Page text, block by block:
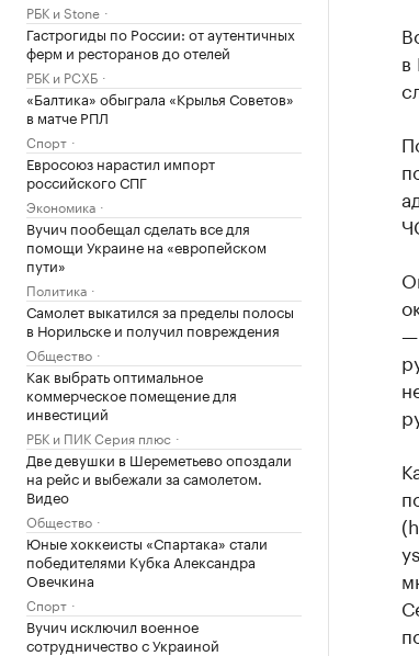
РБК и Stone
Гастрогиды по России: от аутентичных
ферм и ресторанов до отелей
РБК и РСХБ
«Балтика» обыграла «Крылья Советов»
в матче РПЛ
Спорт
Евросоюз нарастил импорт
российского СПГ
Экономика
Вучич пообещал сделать все для
помощи Украине на «европейском
пути»
Политика
Самолет выкатился за пределы полосы
в Норильске и получил повреждения
Общество
Как выбрать оптимальное
коммерческое помещение для
инвестиций
РБК и ПИК Серия плюс
Две девушки в Шереметьево опоздали
на рейс и выбежали за самолетом.
Видео
Общество
Юные хоккеисты «Спартака» стали
победителями Кубка Александра
Овечкина
Спорт
Вучич исключил военное
сотрудничество с Украиной
в
—